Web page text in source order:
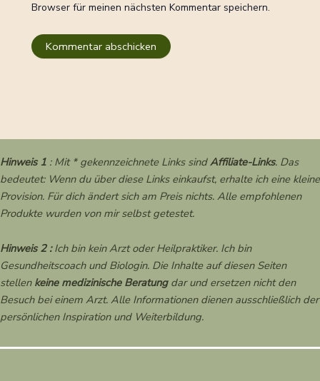
Browser für meinen nächsten Kommentar speichern.
Hinweis 1 : Mit * gekennzeichnete Links sindAffiliate-Links. Das
bedeutet: Wenn du über diese Links einkaufst, erhalte ich eine kleine
Provision. Für dich ändert sich am Preis nichts. Alle empfohlenen
Produkte wurden von mir selbst getestet.
Hinweis 2 :Ich bin kein Arzt oder Heilpraktiker. Ich bin
Gesundheitscoach und Biologin. Die Inhalte auf diesen Seiten
stellen keine medizinische Beratung dar und ersetzen nicht den
Besuch bei einem Arzt. Alle Informationen dienen ausschließlich der
persönlichen Inspiration und Weiterbildung.